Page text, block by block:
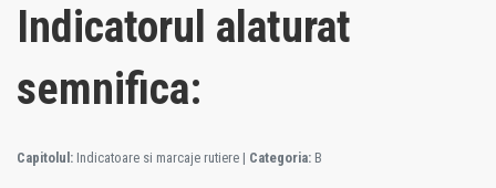
Indicatorul alaturat
semnifica:
Capitolul: Indicatoare si marcaje rutiere | Categoria: B